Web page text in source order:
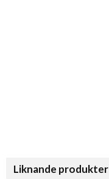
Liknande produkter